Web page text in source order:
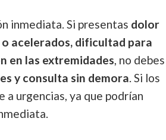
inmediata. Si presentas dolor
acelerados, dificultad para
en las extremidades, no debes
y consulta sin demora. Si los
urgencias, ya que podrían